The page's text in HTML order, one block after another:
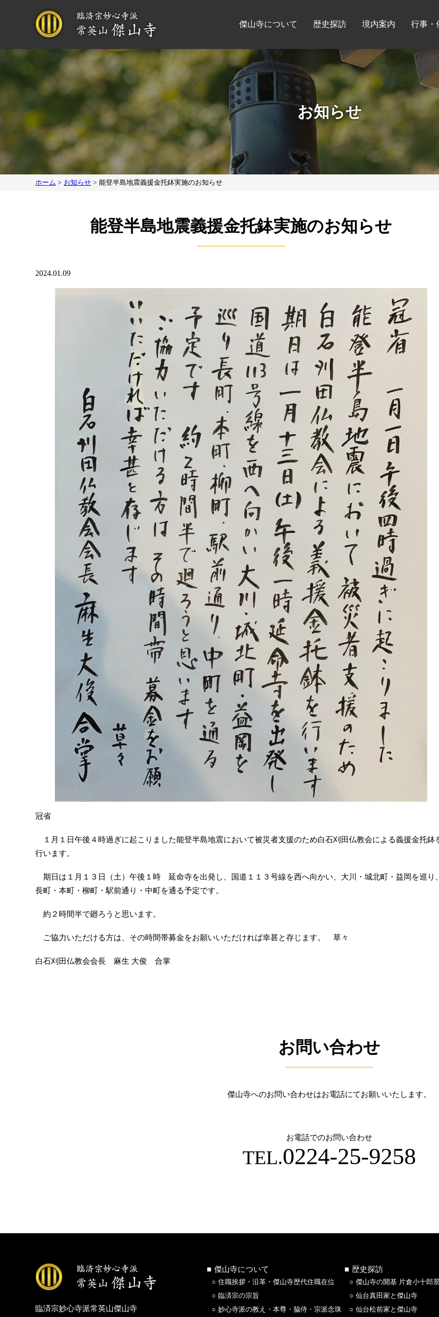
傑山寺について 歴史探訪 境内案内 行事・
お知らせ
ホーム > お知らせ > 能登半島地震義援金托鉢実施のお知らせ
能登半島地震義援金托鉢実施のお知らせ
2024.01.09
冠省
１月１日午後４時過ぎに起こりました能登半島地震において被災者支援のため白石刈田仏教会による義援金托鉢
行います。
期日は１月１３日（土）午後１時 延命寺を出発し、国道１１３号線を西へ向かい、大川・城北町・益岡を巡り
長町・本町・柳町・駅前通り・中町を通る予定です。
約２時間半で廻ろうと思います。
ご協力いただける方は、その時間帯募金をお願いいただければ幸甚と存じます。 草々
白石刈田仏教会会長 麻生 大俊 合掌
お問い合わせ
傑山寺へのお問い合わせはお電話にてお願いいたします。
お電話でのお問い合わせ
TEL.0224-25-9258
臨済宗妙心寺派常英山傑山寺
傑山寺について
住職挨拶・沿革・傑山寺歴代住職在位
臨済宗の宗旨
妙心寺派の教え・本尊・脇侍・宗派念珠
歴史探訪
傑山寺の開基 片倉小十郎
仙台真田家と傑山寺
仙台松前家と傑山寺